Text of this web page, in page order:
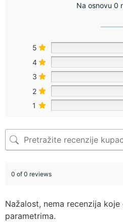
Na osnovu 0
5
4
3
2
1
0 of 0 reviews
Nažalost, nema recenzija
parametrima.